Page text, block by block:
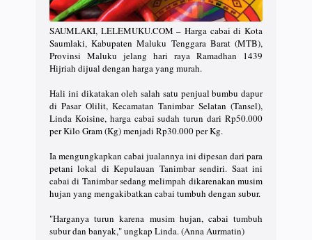
SAUMLAKI, LELEMUKU.COM – Harga cabai di Kota
Saumlaki, Kabupaten Maluku Tenggara Barat (MTB),
Provinsi Maluku jelang hari raya Ramadhan 1439
Hijriah dijual dengan harga yang murah.
Hali ini dikatakan oleh salah satu penjual bumbu dapur
di Pasar Olilit, Kecamatan Tanimbar Selatan (Tansel),
Linda Koisine, harga cabai sudah turun dari Rp50.000
per Kilo Gram (Kg) menjadi Rp30.000 per Kg.
Ia mengungkapkan cabai jualannya ini dipesan dari para
petani lokal di Kepulauan Tanimbar sendiri. Saat ini
cabai di Tanimbar sedang melimpah dikarenakan musim
hujan yang mengakibatkan cabai tumbuh dengan subur.
"Harganya turun karena musim hujan, cabai tumbuh
subur dan banyak," ungkap Linda. (Anna Aurmatin)